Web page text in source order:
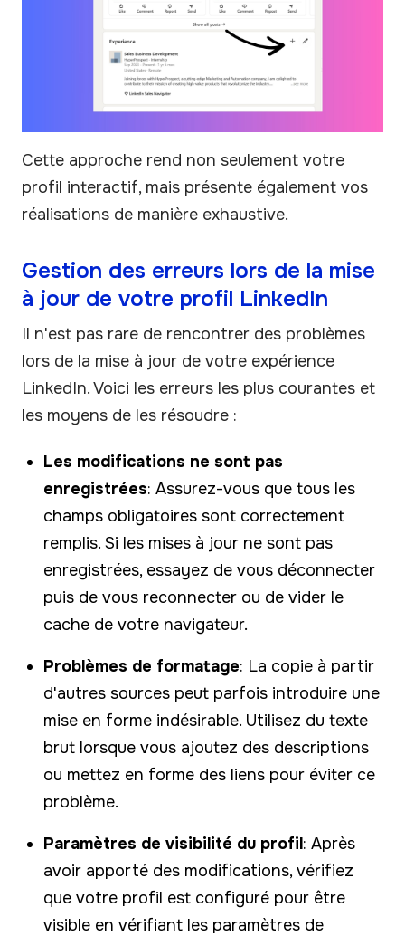
Cette approche rend non seulement votre
profil interactif, mais présente également vos
réalisations de manière exhaustive.
Gestion des erreurs lors de la mise
à jour de votre profil LinkedIn
Il n'est pas rare de rencontrer des problèmes
lors de la mise à jour de votre expérience
LinkedIn. Voici les erreurs les plus courantes et
les moyens de les résoudre :
Les modifications ne sont pas
enregistrées: Assurez-vous que tous les
champs obligatoires sont correctement
remplis. Si les mises à jour ne sont pas
enregistrées, essayez de vous déconnecter
puis de vous reconnecter ou de vider le
cache de votre navigateur.
Problèmes de formatage: La copie à partir
d'autres sources peut parfois introduire une
mise en forme indésirable. Utilisez du texte
brut lorsque vous ajoutez des descriptions
ou mettez en forme des liens pour éviter ce
problème.
Paramètres de visibilité du profil: Après
avoir apporté des modifications, vérifiez
que votre profil est configuré pour être
visible en vérifiant les paramètres de